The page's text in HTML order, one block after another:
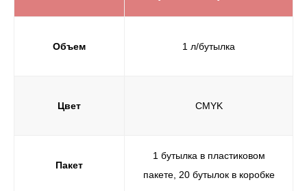
Объем 1 л/бутылка
Цвет CMYK
Пакет
1 бутылка в пластиковом
пакете, 20 бутылок в коробке